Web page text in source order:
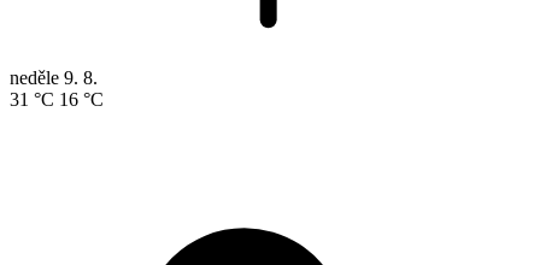
neděle 9. 8.
31 °C 16 °C